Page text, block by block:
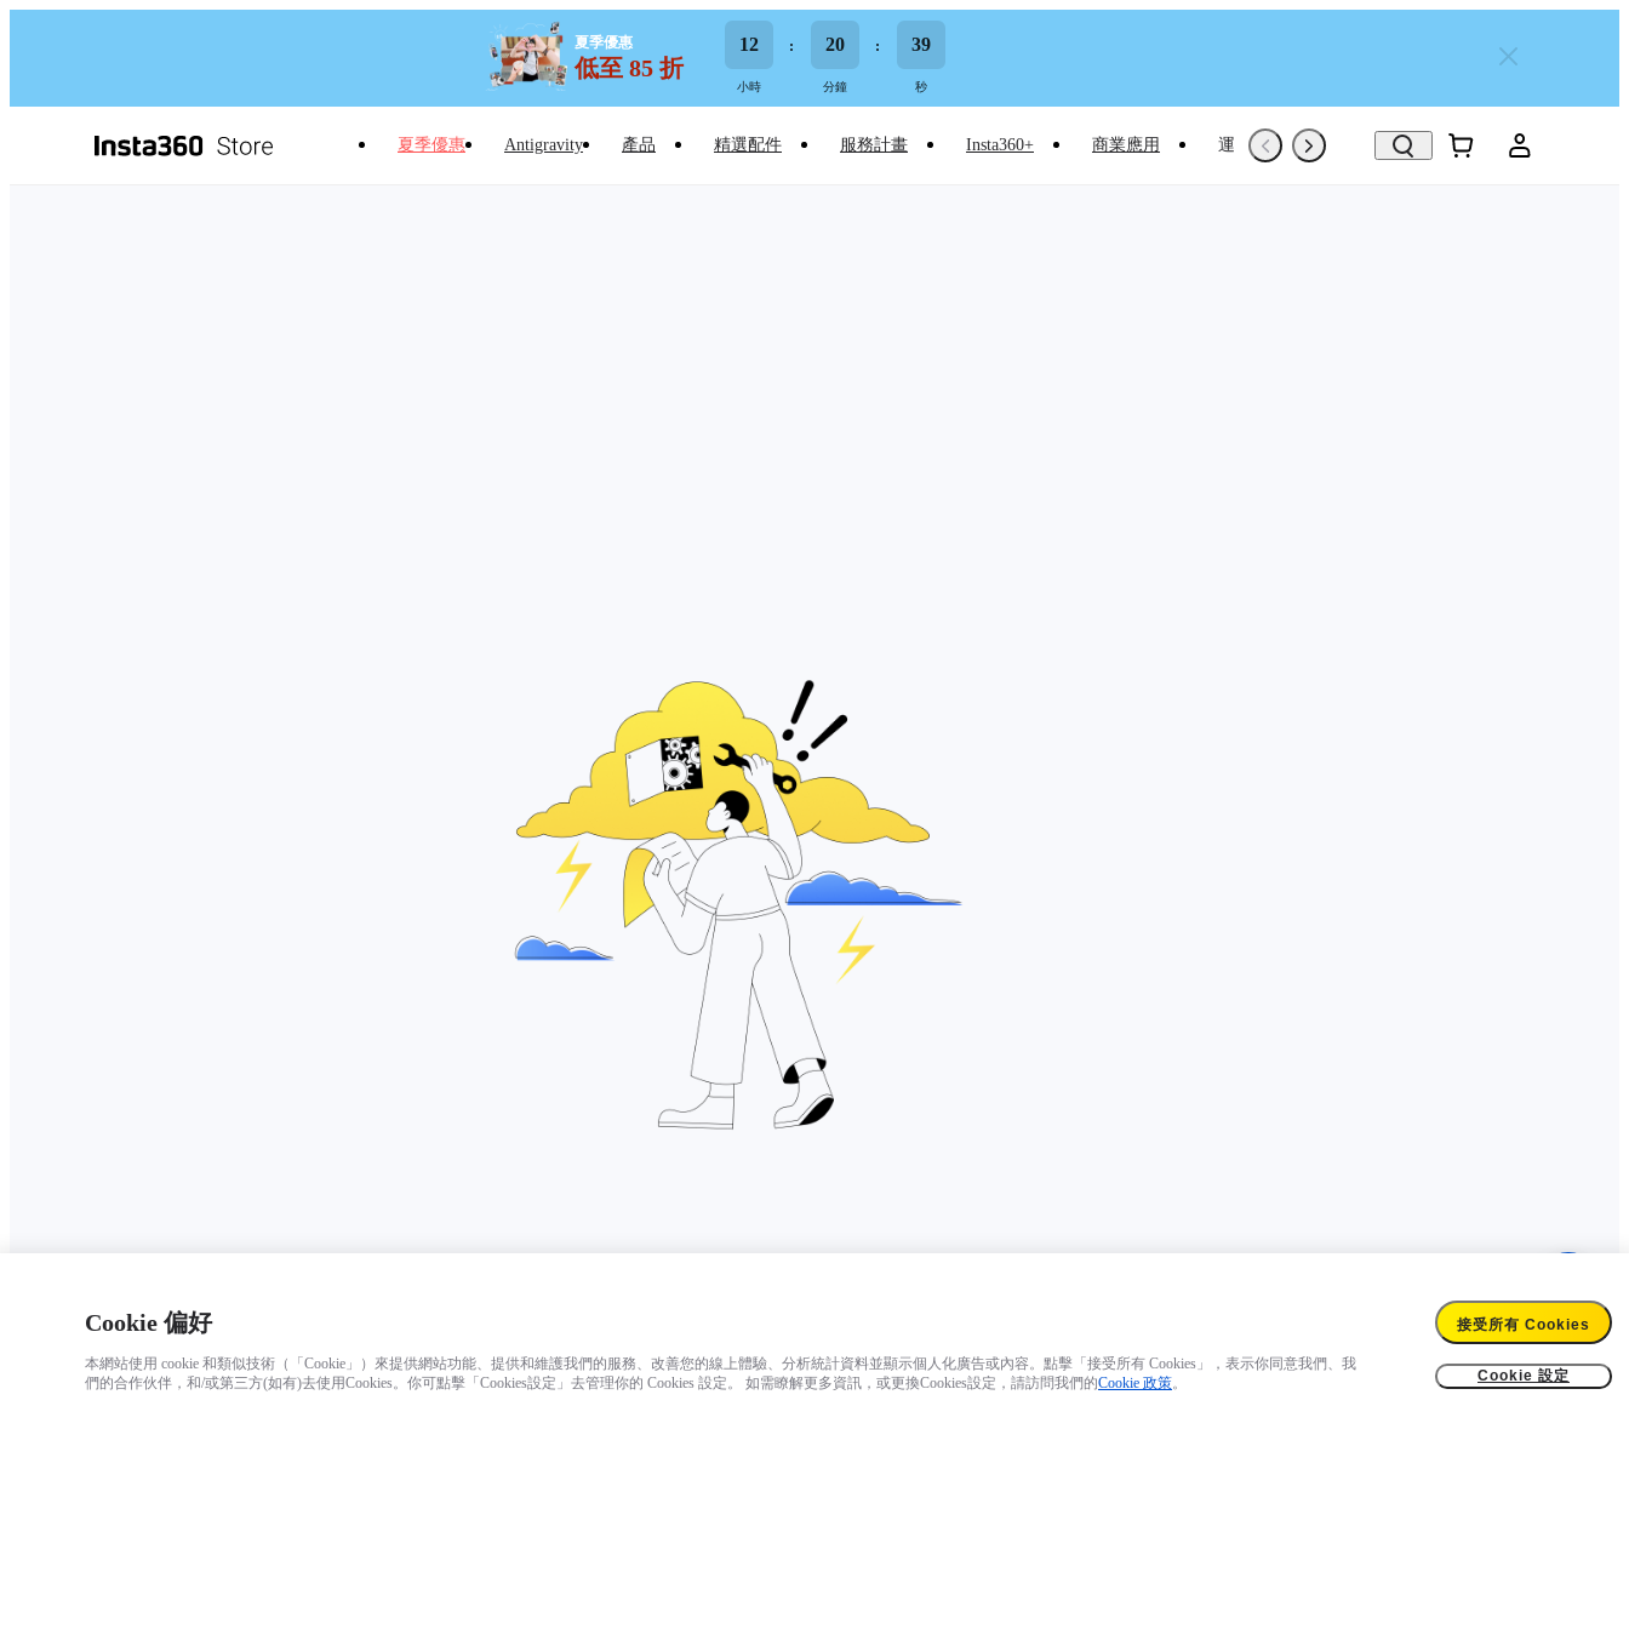
夏季優惠
低至 85 折
12
小時
20
分鐘
39
秒
夏季優惠 Antigravity 產品 精選配件 服務計畫 Insta360+ 商業應用 運動專屬推薦 Trade-In 翻新機
Cookie 偏好
本網站使用 cookie 和類似技術（「Cookie」）來提供網站功能、提供和維護我們的服務、改善您的線上體驗、分析統計資料並顯示個人化廣告或內容。點擊「接受所有 Cookies」，表示你同意我們、我
們的合作伙伴，和/或第三方(如有)去使用Cookies。你可點擊「Cookies設定」去管理你的 Cookies 設定。 如需瞭解更多資訊，或更換Cookies設定，請訪問我們的Cookie 政策。
接受所有 Cookies
Cookie 設定